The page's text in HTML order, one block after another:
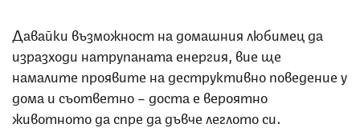
Давайки възможност на домашния любимец да
изразходи натрупаната енергия, вие ще
намалите проявите на деструктивно поведение у
дома и съответно – доста е вероятно
животното да спре да дъвче леглото си.